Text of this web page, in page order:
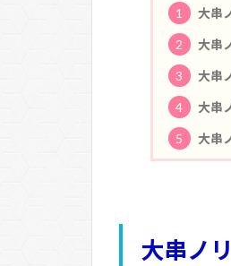
1 大串
2 大串
3 大串
4 大串
5 大串
大串ノ